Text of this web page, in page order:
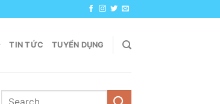
TIN TỨC TUYỂN DỤNG